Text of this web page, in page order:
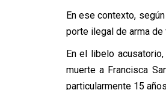
En ese contexto,
porte ilegal de arma
En el libelo
muerte a Francisca
particularmente 15